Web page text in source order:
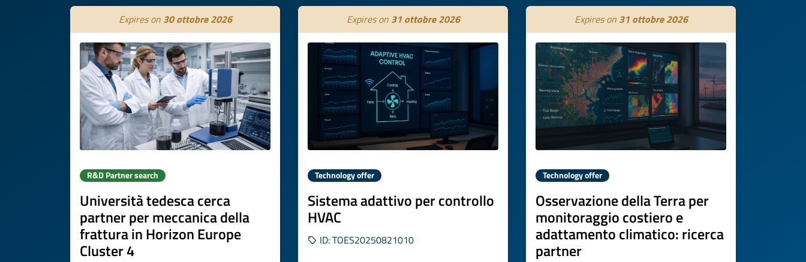
Expires on 30 ottobre 2026
R&D Partner search
Università tedesca cerca
partner per meccanica della
frattura in Horizon Europe
Cluster 4
Expires on 31 ottobre 2026
Technology offer
Sistema adattivo per controllo
HVAC
ID: TOES20250821010
Expires on 31 ottobre 2026
Technology offer
Osservazione della Terra per
monitoraggio costiero e
adattamento climatico: ricerca
partner